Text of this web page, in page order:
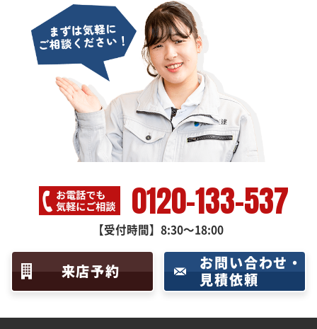
0120-133-537
【受付時間】8:30～18:00
来店予約
お問い合わせ・
見積依頼